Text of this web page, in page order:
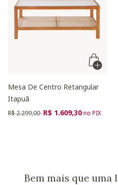
Mesa De Centro Retangular
Itapuã
Preço reduzido de
R$ 2.299,00 para
R$ 1.609,30no PIX
Bem mais que uma